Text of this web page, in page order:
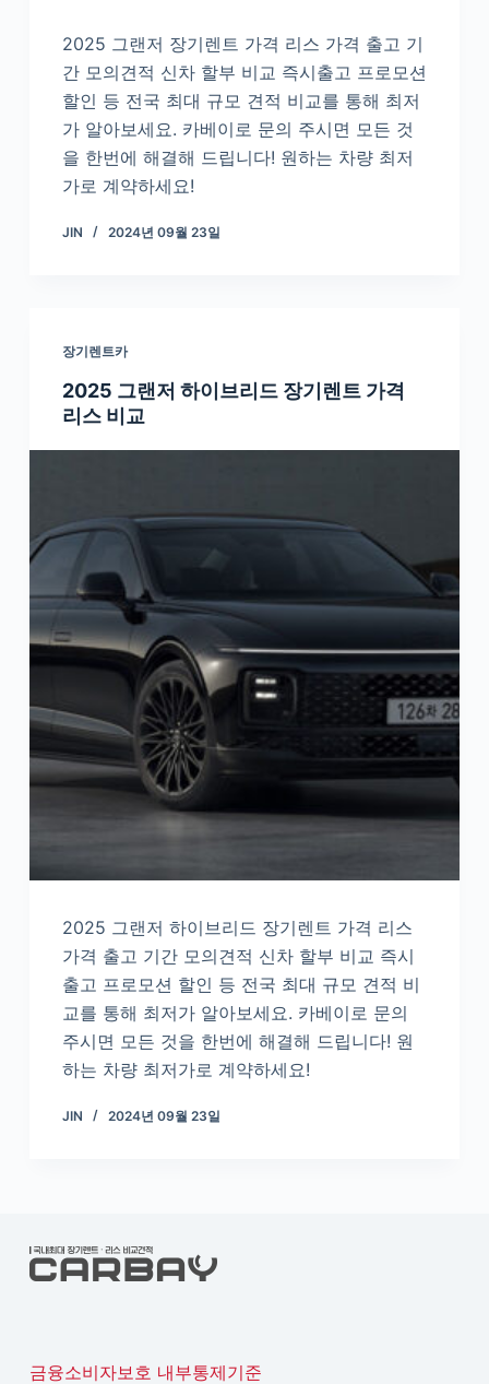
2025 그랜저 장기렌트 가격 리스 가격 출고 기
간 모의견적 신차 할부 비교 즉시출고 프로모션
할인 등 전국 최대 규모 견적 비교를 통해 최저
가 알아보세요. 카베이로 문의 주시면 모든 것
을 한번에 해결해 드립니다! 원하는 차량 최저
가로 계약하세요!
JIN 2024년 09월 23일
장기렌트카
2025 그랜저 하이브리드 장기렌트 가격
리스 비교
2025 그랜저 하이브리드 장기렌트 가격 리스
가격 출고 기간 모의견적 신차 할부 비교 즉시
출고 프로모션 할인 등 전국 최대 규모 견적 비
교를 통해 최저가 알아보세요. 카베이로 문의
주시면 모든 것을 한번에 해결해 드립니다! 원
하는 차량 최저가로 계약하세요!
JIN 2024년 09월 23일
금융소비자보호 내부통제기준